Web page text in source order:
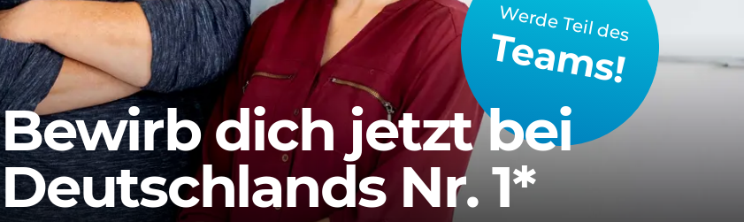
Werde Teil des
Teams!
Bewirb dich jetzt bei
Deutschlands Nr. 1*